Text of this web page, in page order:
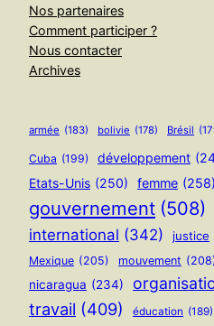
Nos partenaires
Comment participer ?
Nous contacter
Archives
armée (183) bolivie (178) Brésil
Cuba (199) développement
Etats-Unis (250) femme (258)
gouvernement (508)
international (342) justice
Mexique (205) mouvement
nicaragua (234)
travail (409) éducation (189)